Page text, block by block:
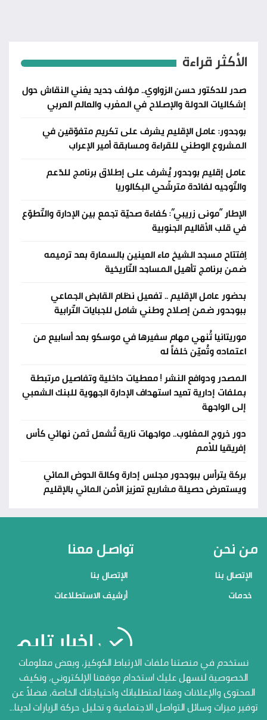
الأكثر قراءة
صدر للدكتور حسن الزواوي.. مؤلف جديد يغني النقاش حول
إشكاليات الدولة والإصلاح في المغرب والعالم العربي
بوجدور: عامل الإقليم يشرف على تكريم متفوّقين في
المشروع الوطني للقراءة ومسابقة أمير الإعراب
عامل إقليم بوجدور يُشرف على إطلاق برنامج للدّعم
والتّوجيه لفائدة مترشّحي البكالوريا
الإطار “مونى زريبي”: كفاءة صحيّة تجمع بين الإدارة والتّطوّع
في قلب الأقاليم الجنوبية
اِفتتاح مسجد الشيخ ماء العينين بالسمارة بعد ترميمه
ضمن برنامج تأهيل المساجد التّاريخية
بحضور عامل الإقليم .. تفعيل نظام القابض الجماعي
ببوجدور ضمن إصلاح وطني شامل للجبايات التّرابية
موريتانيا تُنهي مهام سفيرها في موسكو بعد أسابيع من
اعتماده وتُعيّن خلفاً له
المصدر ودوافع النشر ! معطيات داخلية وتفاصيل مرتبطة
بملفات إدارية تعيد استهداف الإدارة الجهوية للبنك الشعبي
إلى الواجهة
دور خروج المغلوب.. مواجهات نارية تُشعل ثمن نهائي كأس
إفريقيا للأمم
بركة يترأس ببوجدور مجلس إدارة وكالة الحوض المائي
ويستعرض حصيلة مشاريع تعزيز الأمن المائي بالإقليم
من نحن
الإتصال بنا
خدمات
تواصل معنا
الإتصال بنا
أرشيف الاستطلاعات
منصاتنا
الإتصال بنا
أرشيف الاستطلاعات
جميع الحقوق محفوظة المنصة
نستخدم في منصتنا ملفات الارتباط الكوكيز، وبعض معلومات
الخصوصية لنسهل عليك استخدام موقعنا الإلكتروني، ونكيف
المحتوى والإعلانات وفقا لمتطلباتك واحتياجاتك الخاصة، فضلاً عن
توفير ميزات وسائل التواصل الاجتماعية و تحليل حركة الزيارات لدينا...